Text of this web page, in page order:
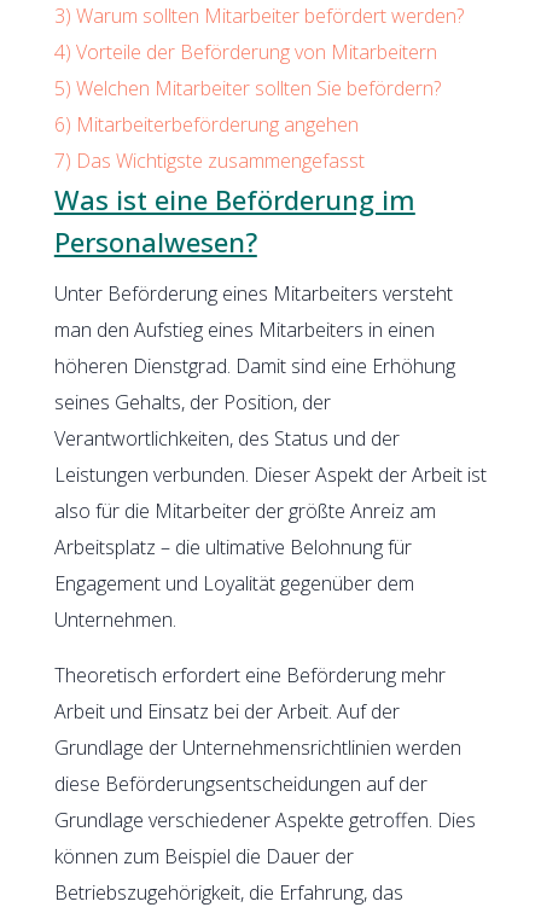
3) Warum sollten Mitarbeiter befördert werden?
4) Vorteile der Beförderung von Mitarbeitern
5) Welchen Mitarbeiter sollten Sie befördern?
6) Mitarbeiterbeförderung angehen
7) Das Wichtigste zusammengefasst
Was ist eine Beförderung im
Personalwesen?
Unter Beförderung eines Mitarbeiters versteht
man den Aufstieg eines Mitarbeiters in einen
höheren Dienstgrad. Damit sind eine Erhöhung
seines Gehalts, der Position, der
Verantwortlichkeiten, des Status und der
Leistungen verbunden. Dieser Aspekt der Arbeit ist
also für die Mitarbeiter der größte Anreiz am
Arbeitsplatz – die ultimative Belohnung für
Engagement und Loyalität gegenüber dem
Unternehmen.
Theoretisch erfordert eine Beförderung mehr
Arbeit und Einsatz bei der Arbeit. Auf der
Grundlage der Unternehmensrichtlinien werden
diese Beförderungsentscheidungen auf der
Grundlage verschiedener Aspekte getroffen. Dies
können zum Beispiel die Dauer der
Betriebszugehörigkeit, die Erfahrung, das